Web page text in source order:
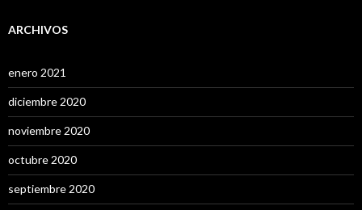
ARCHIVOS
enero 2021
diciembre 2020
noviembre 2020
octubre 2020
septiembre 2020